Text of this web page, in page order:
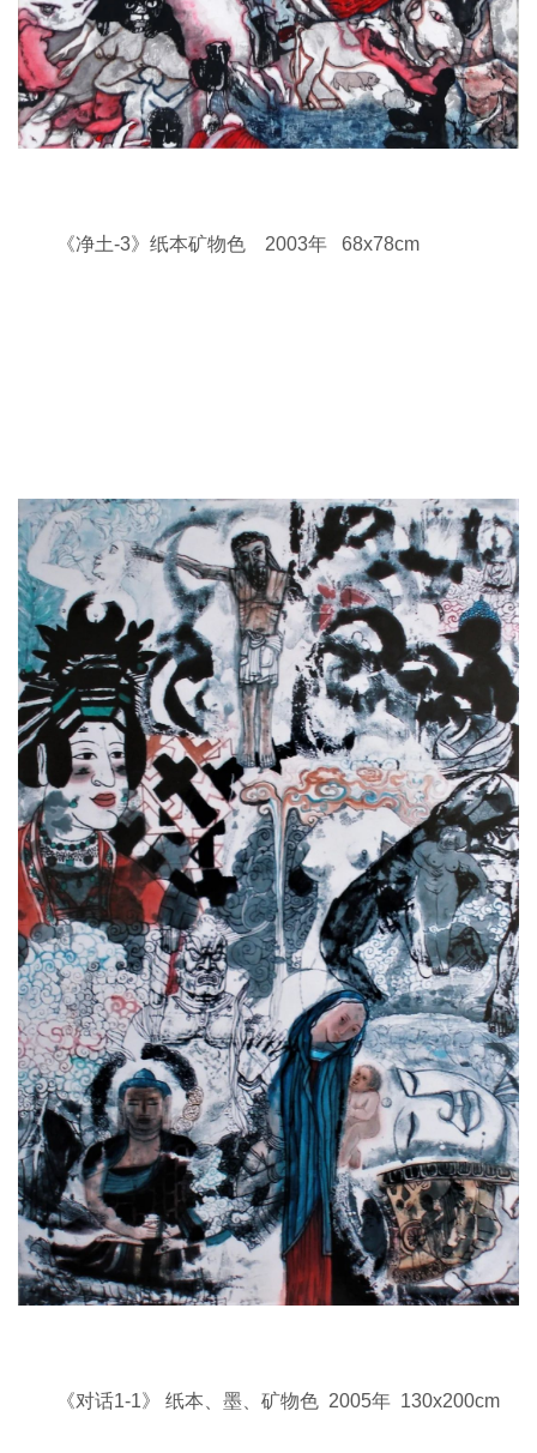
《净土-3》纸本矿物色 2003年 68x78cm
《对话1-1》 纸本、墨、矿物色 2005年 130x200cm